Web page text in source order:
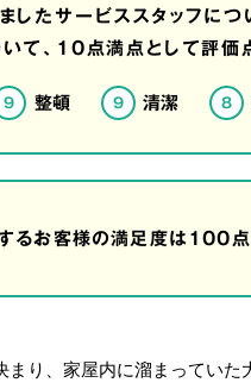
したサービススタッフにつ
て、10点満点として評価
9 整頓 9 清潔 8
るお客様の満足度は100点
まり、家屋内に溜まってい